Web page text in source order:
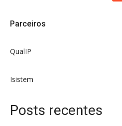
Parceiros
QualIP
Isistem
Posts recentes